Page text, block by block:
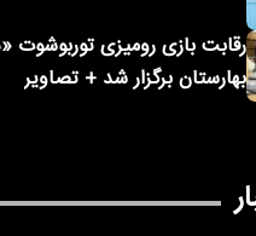
رقابت بازی رومیزی توربوشوت
بهارستان برگزار شد + تصاویر